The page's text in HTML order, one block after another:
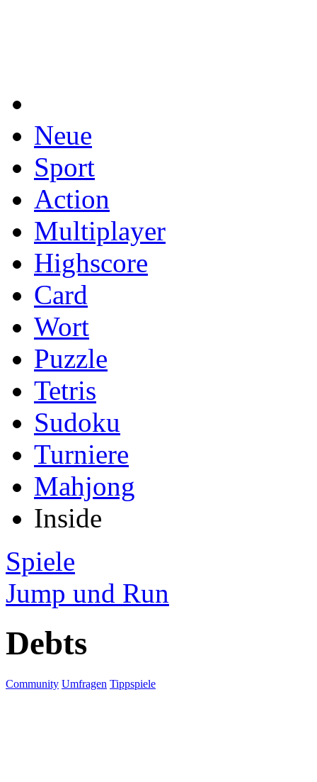
Neue
Sport
Action
Multiplayer
Highscore
Card
Wort
Puzzle
Tetris
Sudoku
Turniere
Mahjong
Inside
Spiele
Jump und Run
Debts
Community Umfragen Tippspiele